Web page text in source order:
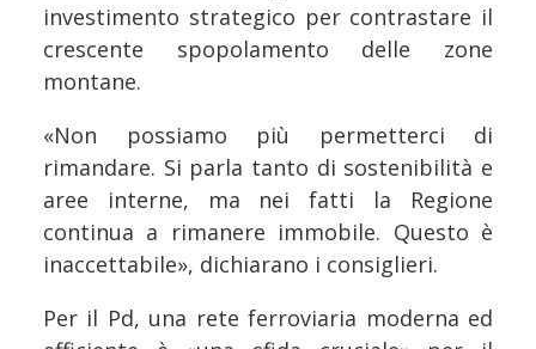
investimento strategico per contrastare il
crescente spopolamento delle zone
montane.
«Non possiamo più permetterci di
rimandare. Si parla tanto di sostenibilità e
aree interne, ma nei fatti la Regione
continua a rimanere immobile. Questo è
inaccettabile», dichiarano i consiglieri.
Per il Pd, una rete ferroviaria moderna ed